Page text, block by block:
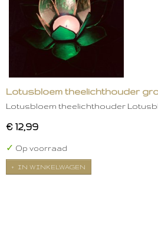
Lotusbloem theelichthouder
Lotusbloem theelichthouder
€ 12,99
✓ Op voorraad
IN WINKELWAGEN